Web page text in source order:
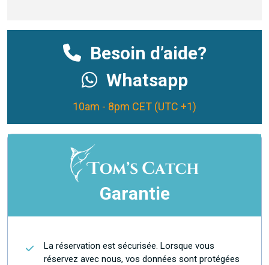
Besoin d’aide?
Whatsapp
10am - 8pm CET (UTC +1)
Garantie
La réservation est sécurisée. Lorsque vous
réservez avec nous, vos données sont protégées